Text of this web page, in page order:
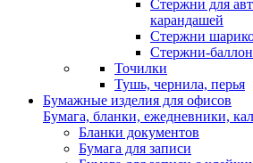
Стержни для
карандашей
Стержни
Стержни-
Точилки
Тушь, чернила, перья
Бумажные изделия для офисов
Бумага, бланки, ежедневники,
Бланки документов
Бумага для записи